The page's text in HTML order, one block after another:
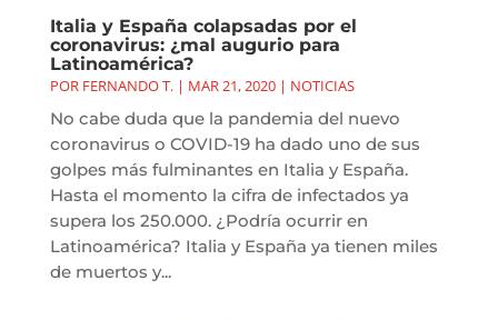
Italia y España colapsadas por el
coronavirus: ¿mal augurio para
Latinoamérica?
POR FERNANDO T.| MAR 21, 2020| NOTICIAS
No cabe duda que la pandemia del nuevo
coronavirus o COVID-19 ha dado uno de sus
golpes más fulminantes en Italia y España.
Hasta el momento la cifra de infectados ya
supera los 250.000. ¿Podría ocurrir en
Latinoamérica? Italia y España ya tienen miles
de muertos y...